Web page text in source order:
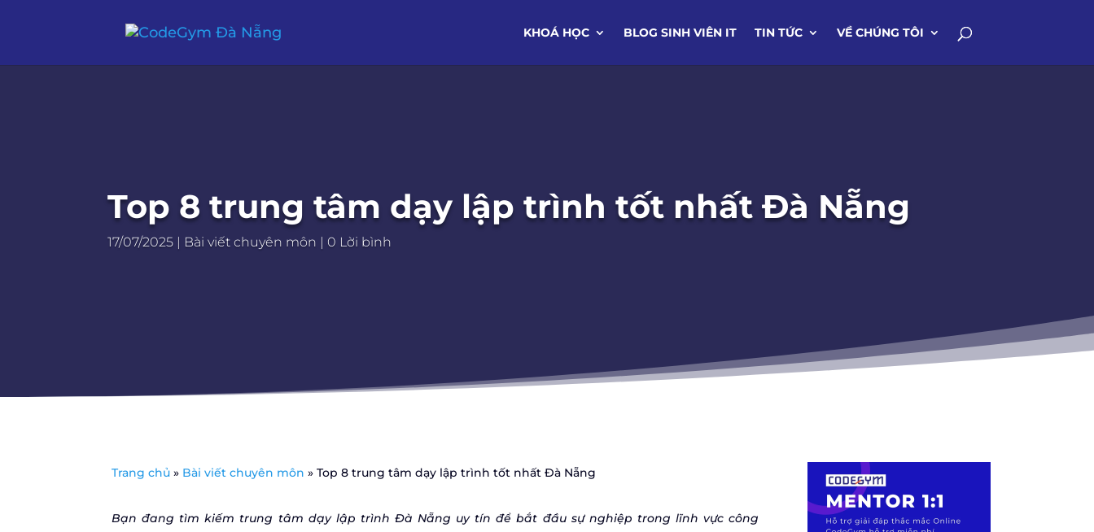
KHOÁ HỌC BLOG SINH VIÊN IT TIN TỨC VỀ CHÚNG TÔI
Top 8 trung tâm dạy lập trình tốt nhất Đà Nẵng
17/07/2025 | Bài viết chuyên môn | 0 Lời bình
Trang chủ » Bài viết chuyên môn » Top 8 trung tâm dạy lập trình tốt nhất Đà Nẵng
Bạn đang tìm kiếm trung tâm dạy lập trình Đà Nẵng uy tín để bắt đầu sự nghiệp trong lĩnh vực công